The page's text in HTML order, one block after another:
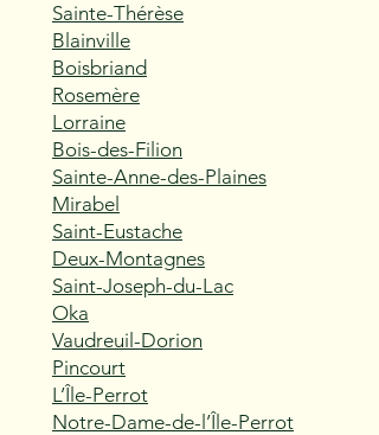
Sainte-Thérèse
Blainville
Boisbriand
Rosemère
Lorraine
Bois-des-Filion
Sainte-Anne-des-Plaines
Mirabel
Saint-Eustache
Deux-Montagnes
Saint-Joseph-du-Lac
Oka
Vaudreuil-Dorion
Pincourt
L’Île-Perrot
Notre-Dame-de-l’Île-Perrot